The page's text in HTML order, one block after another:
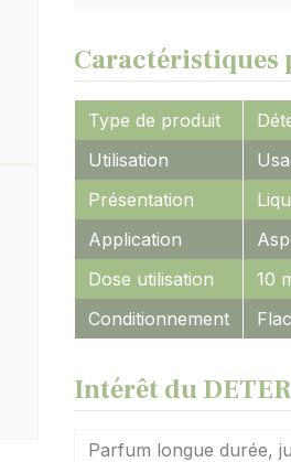
Caractéristiques
Type de produit
Utilisation
Présentation
Application
Dose utilisation
10
Conditionnement
Intérêt du
Parfum longue durée,